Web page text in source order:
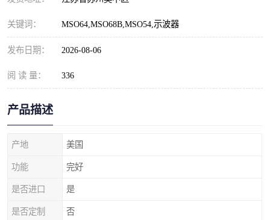
关键词： MSO64,MSO68B,MSO54,示波器
发布日期： 2026-08-06
阅 读 量： 336
产品描述
产地 美国
功能 完好
是否进口 是
是否定制 否